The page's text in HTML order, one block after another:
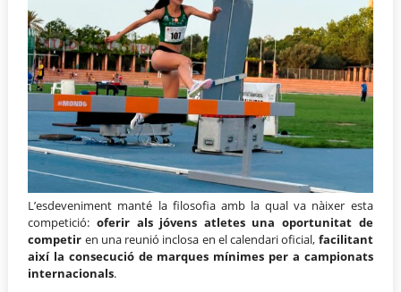
L’esdeveniment manté la filosofia amb la qual va nàixer esta
competició: oferir als jóvens atletes una oportunitat de
competir en una reunió inclosa en el calendari oficial, facilitant
així la consecució de marques mínimes per a campionats
internacionals.